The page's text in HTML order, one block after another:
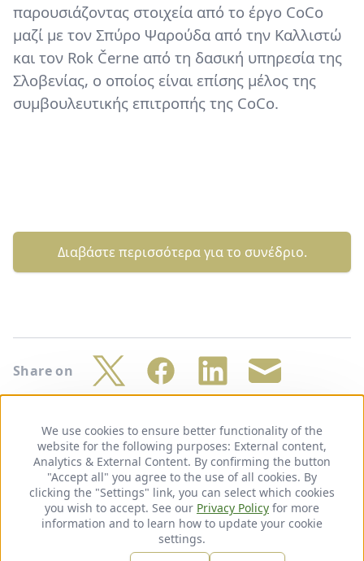
παρουσιάζοντας στοιχεία από το έργο CoCo
μαζί με τον Σπύρο Ψαρούδα από την Καλλιστώ
και τον Rok Černe από τη δασική υπηρεσία της
Σλοβενίας, ο οποίος είναι επίσης μέλος της
συμβουλευτικής επιτροπής της CoCo.
Διαβάστε περισσότερα για το συνέδριο.
Share on
TwitterFacebookLinkedInShare
mail
FooterΠολιτική απορρήτου Νομική σημείωση
Follow
LinkedIn
Use
of
personal
data
and
cookies
We use cookies to ensure better functionality of the
website for the following purposes: External content,
Analytics & External Content. By confirming the button
"Accept all" you agree to the use of all cookies. By
clicking the "Settings" link, you can select which cookies
you wish to accept. See our Privacy Policy for more
information and to learn how to update your cookie
settings.